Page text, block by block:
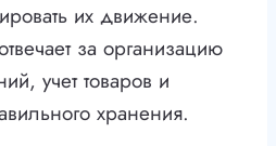
их движение.
за организацию
учет товаров и
хранения.